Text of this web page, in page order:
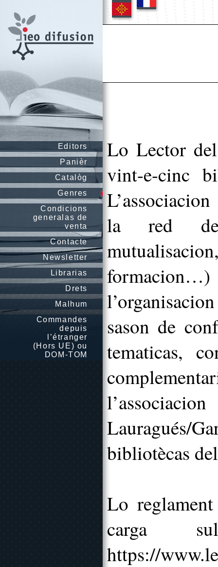
Editors
Panièr
Catalòg
Genres
Condicions
generalas de
venta
Contacte
Newsletter
Librarias
Drets
Malhum
Commandes
depuis
l’étranger
(Hors UE) ou
DOM-TOM
Lo Lector
vint-e-cinc
la red de
formacion…)
sason de
tematicas,
Lauragués/
bibliotècas
Lo
carga
https://